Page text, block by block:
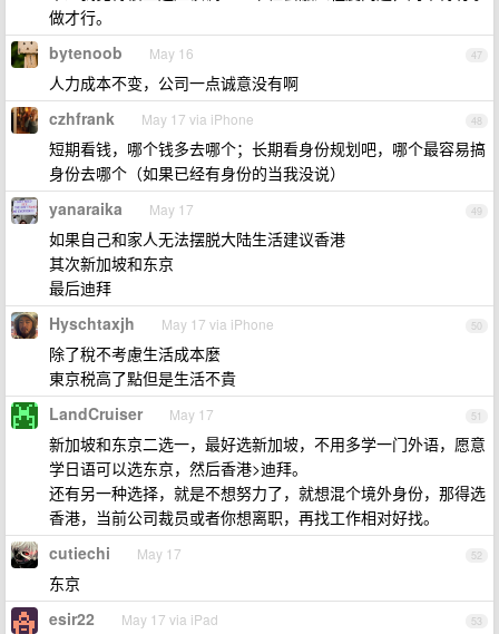
做才行。
47
bytenoob May 16
人力成本不变，公司一点诚意没有啊
48
czhfrank May 17 via iPhone
短期看钱，哪个钱多去哪个；长期看身份规划吧，哪个最容易搞
身份去哪个（如果已经有身份的当我没说）
49
yanaraika May 17
如果自己和家人无法摆脱大陆生活建议香港
其次新加坡和东京
最后迪拜
50
Hyschtaxjh May 17 via iPhone
除了稅不考慮生活成本麼
東京税高了點但是生活不貴
51
LandCruiser May 17
新加坡和东京二选一，最好选新加坡，不用多学一门外语，愿意
学日语可以选东京，然后香港>迪拜。
还有另一种选择，就是不想努力了，就想混个境外身份，那得选
香港，当前公司裁员或者你想离职，再找工作相对好找。
52
cutiechi May 17
东京
53
esir22 May 17 via iPad